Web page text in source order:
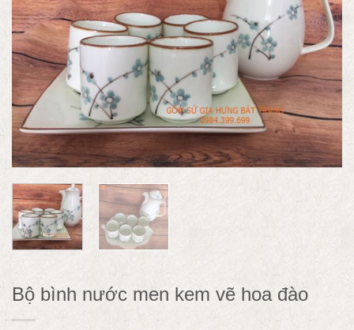
Bộ bình nước men kem vẽ hoa đào